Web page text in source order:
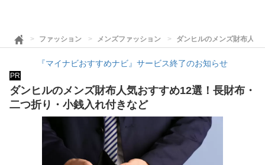
ファッション メンズファッション ダンヒルのメンズ財布人
『マイナビおすすめナビ』サービス終了のお知らせ
PR
ダンヒルのメンズ財布人気おすすめ12選！長財布・
二つ折り・小銭入れ付きなど